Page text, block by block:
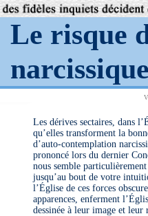
Le risque
narcissique
Les dérives sectaires, dans
qu’elles transforment la
d’auto-contemplation
prononcé lors du dernier
nous semble
jusqu’au bout de votre
l’Église de ces forces
apparences, enferment
dessinée à leur image et leur